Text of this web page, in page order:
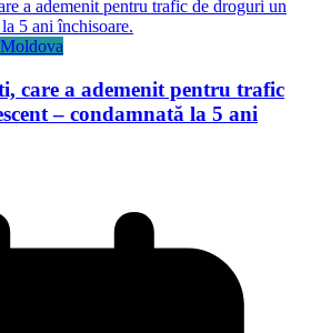
care a ademenit pentru trafic
– condamnată la 5 ani